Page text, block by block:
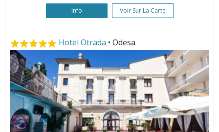
Info Voir Sur La Carte
Hotel Otrada • Odesa